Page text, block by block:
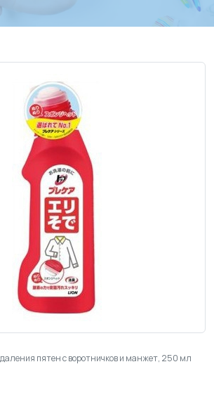
пятен с воротничков и манжет, 250 мл